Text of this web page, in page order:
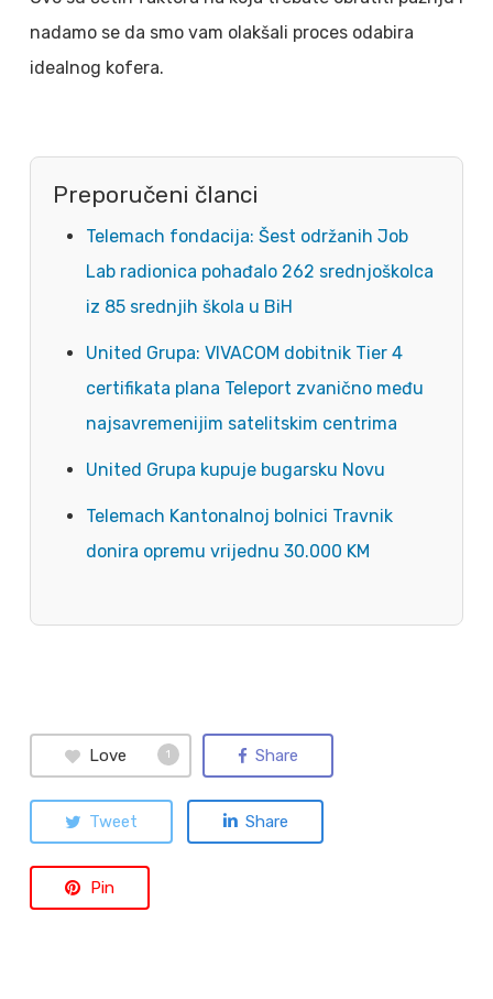
nadamo se da smo vam olakšali proces odabira
idealnog kofera.
Preporučeni članci
Telemach fondacija: Šest održanih Job
Lab radionica pohađalo 262 srednjoškolca
iz 85 srednjih škola u BiH
United Grupa: VIVACOM dobitnik Tier 4
certifikata plana Teleport zvanično među
najsavremenijim satelitskim centrima
United Grupa kupuje bugarsku Novu
Telemach Kantonalnoj bolnici Travnik
donira opremu vrijednu 30.000 KM
Love 1 Share
Tweet Share
Pin